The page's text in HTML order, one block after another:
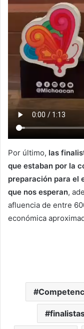
Por último, las
que estaban por la
preparación para el
que nos esperan,
afluencia de entre
económica